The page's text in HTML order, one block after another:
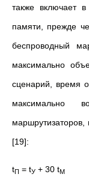
также включает
памяти, прежде
беспроводный
максимально
сценарий, время
максимально
[19]:
tП = tУ + 30 tМ